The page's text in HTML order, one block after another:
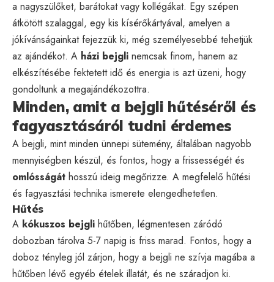
a nagyszülőket, barátokat vagy kollégákat. Egy szépen
átkötött szalaggal, egy kis kísérőkártyával, amelyen a
jókívánságainkat fejezzük ki, még személyesebbé tehetjük
az ajándékot. A házi bejgli nemcsak finom, hanem az
elkészítésébe fektetett idő és energia is azt üzeni, hogy
gondoltunk a megajándékozottra.
Minden, amit a bejgli hűtéséről és
fagyasztásáról tudni érdemes
A bejgli, mint minden ünnepi sütemény, általában nagyobb
mennyiségben készül, és fontos, hogy a frissességét és
omlósságát hosszú ideig megőrizze. A megfelelő hűtési
és fagyasztási technika ismerete elengedhetetlen.
Hűtés
A kókuszos bejgli hűtőben, légmentesen záródó
dobozban tárolva 5-7 napig is friss marad. Fontos, hogy a
doboz tényleg jól zárjon, hogy a bejgli ne szívja magába a
hűtőben lévő egyéb ételek illatát, és ne száradjon ki.